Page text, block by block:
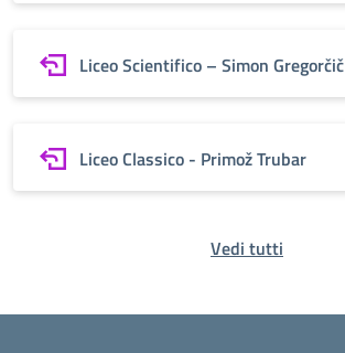
Liceo Scientifico – Simon Gregorčič
Liceo Classico - Primož Trubar
Vedi tutti